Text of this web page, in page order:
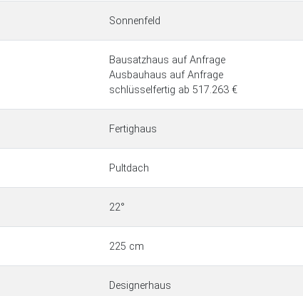
Sonnenfeld
Bausatzhaus auf Anfrage
Ausbauhaus auf Anfrage
schlüsselfertig ab 517.263 €
Fertighaus
Pultdach
22°
225 cm
Designerhaus